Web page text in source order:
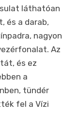
láthatóan
és a darab,
nagyon
Az
és ez
a
tündér
fel a Vízi